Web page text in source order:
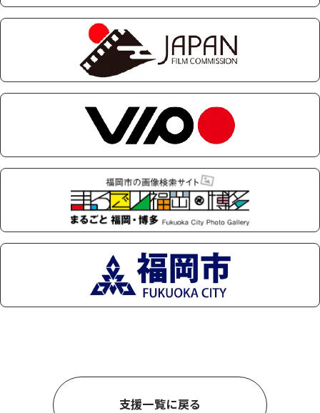
支援一覧に戻る